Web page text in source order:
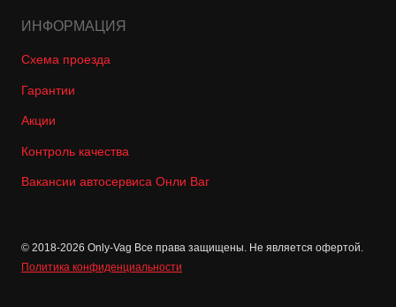
ИНФОРМАЦИЯ
Схема проезда
Гарантии
Акции
Контроль качества
Вакансии автосервиса Онли Ваг
© 2018-2026 Only-Vag Все права защищены. Не является офертой.
Политика конфиденциальности